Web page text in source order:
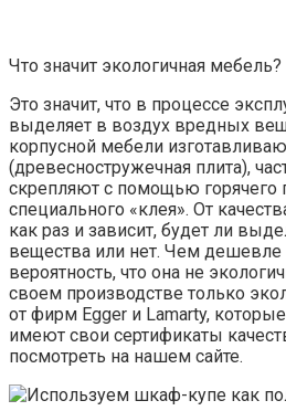
Что значит экологичная мебель?
Это значит, что в процессе
выделяет в воздух вредных
корпусной мебели
(древесностружечная плита),
скрепляют с помощью горячего
специального «клея». От
как раз и зависит, будет ли
вещества или нет. Чем
вероятность, что она не
своем производстве только
от фирм Egger и Lamarty,
имеют свои сертификаты
посмотреть на нашем сайте.